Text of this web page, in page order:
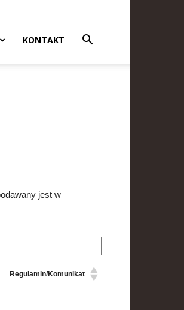
KONTAKT
jest w
Regulamin/Komunikat